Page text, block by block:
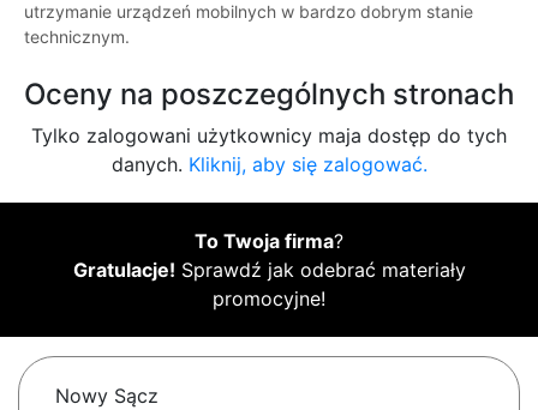
utrzymanie urządzeń mobilnych w bardzo dobrym stanie
technicznym.
Oceny na poszczególnych stronach
Tylko zalogowani użytkownicy maja dostęp do tych
danych. Kliknij, aby się zalogować.
To Twoja firma?
Gratulacje! Sprawdź jak odebrać materiały
promocyjne!
Nowy Sącz